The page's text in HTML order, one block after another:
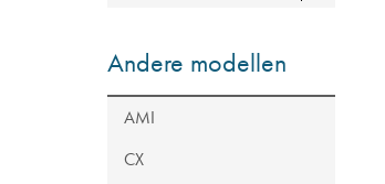
Andere modellen
AMI
CX